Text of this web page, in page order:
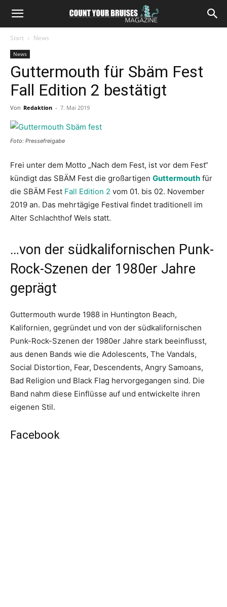
Start News
News
Guttermouth für Sbäm Fest
Fall Edition 2 bestätigt
Von Redaktion - 7. Mai 2019
Foto: Pressefreigabe
Frei unter dem Motto „Nach dem Fest, ist vor dem Fest“
kündigt das SBÄM Fest die großartigen Guttermouth für
die SBÄM Fest Fall Edition 2 vom 01. bis 02. November
2019 an. Das mehrtägige Festival findet traditionell im
Alter Schlachthof Wels statt.
…von der südkalifornischen Punk-
Rock-Szenen der 1980er Jahre
geprägt
Guttermouth wurde 1988 in Huntington Beach,
Kalifornien, gegründet und von der südkalifornischen
Punk-Rock-Szenen der 1980er Jahre stark beeinflusst,
aus denen Bands wie die Adolescents, The Vandals,
Social Distortion, Fear, Descendents, Angry Samoans,
Bad Religion und Black Flag hervorgegangen sind. Die
Band nahm diese Einflüsse auf und entwickelte ihren
eigenen Stil.
Facebook